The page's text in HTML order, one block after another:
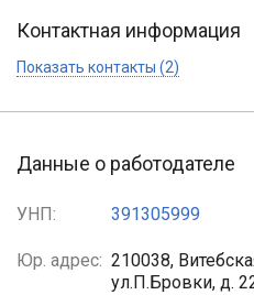
Контактная информация
Показать контакты (2)
Данные о работодателе
УНП: 391305999
Юр. адрес: 210038,
ул.П.Бровки, д.